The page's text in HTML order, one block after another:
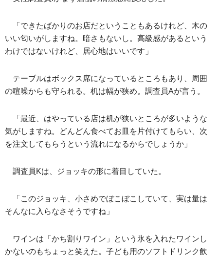
「できたばかりのお店だということもあるけれど、木の
いい匂いがしますね。暗さもないし。高級感があるという
わけではないけれど、居心地はいいです」
テーブルはボックス席になっているところもあり、周囲
の喧噪からも守られる。机は幅が狭め。調査員Aが言う。
「最近、はやっている店は机が狭いところが多いような
気がしますね。どんどん食べてお皿を片付けてもらい、次
を注文してもらうという流れになるからでしょうか」
調査員Kは、ジョッキの形に着目していた。
「このジョッキ、小さめでぼこぼこしていて、実は量は
そんなに入らなさそうですね」
ワインは「かち割りワイン」という氷を入れたワインし
かないのもちょっと笑えた。子ども用のソフトドリンク飲